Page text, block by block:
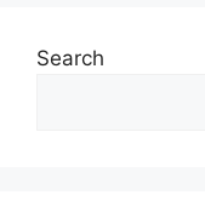
Search